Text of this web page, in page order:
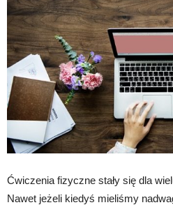
Ćwiczenia fizyczne stały się dla
Nawet jeżeli kiedyś mieliśmy